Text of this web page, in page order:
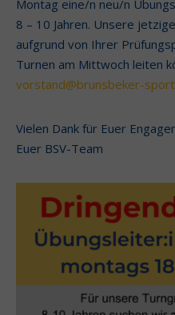
Montag eine/n neu/n
8 – 10 Jahren. Unsere
aufgrund von Ihrer
Turnen am Mittwoch leiten
vorstand@brunsbeker-
Vielen Dank für Euer
Euer BSV-Team